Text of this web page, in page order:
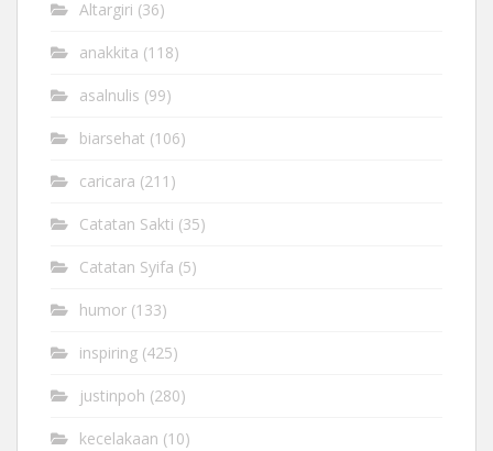
Altargiri (36)
anakkita (118)
asalnulis (99)
biarsehat (106)
caricara (211)
Catatan Sakti (35)
Catatan Syifa (5)
humor (133)
inspiring (425)
justinpoh (280)
kecelakaan (10)